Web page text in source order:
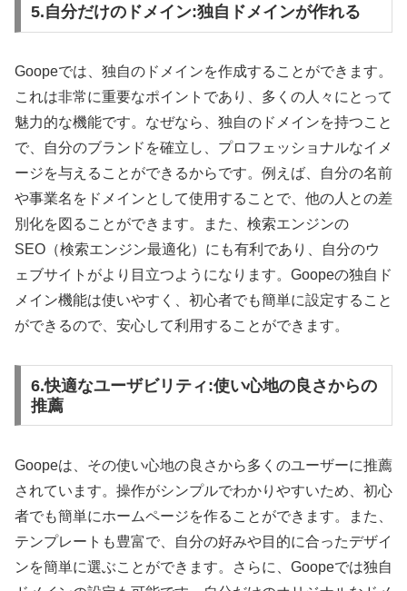
5.自分だけのドメイン:独自ドメインが作れる
Goopeでは、独自のドメインを作成することができます。
これは非常に重要なポイントであり、多くの人々にとって
魅力的な機能です。なぜなら、独自のドメインを持つこと
で、自分のブランドを確立し、プロフェッショナルなイメ
ージを与えることができるからです。例えば、自分の名前
や事業名をドメインとして使用することで、他の人との差
別化を図ることができます。また、検索エンジンの
SEO（検索エンジン最適化）にも有利であり、自分のウ
ェブサイトがより目立つようになります。Goopeの独自ド
メイン機能は使いやすく、初心者でも簡単に設定すること
ができるので、安心して利用することができます。
6.快適なユーザビリティ:使い心地の良さからの
推薦
Goopeは、その使い心地の良さから多くのユーザーに推薦
されています。操作がシンプルでわかりやすいため、初心
者でも簡単にホームページを作ることができます。また、
テンプレートも豊富で、自分の好みや目的に合ったデザイ
ンを簡単に選ぶことができます。さらに、Goopeでは独自